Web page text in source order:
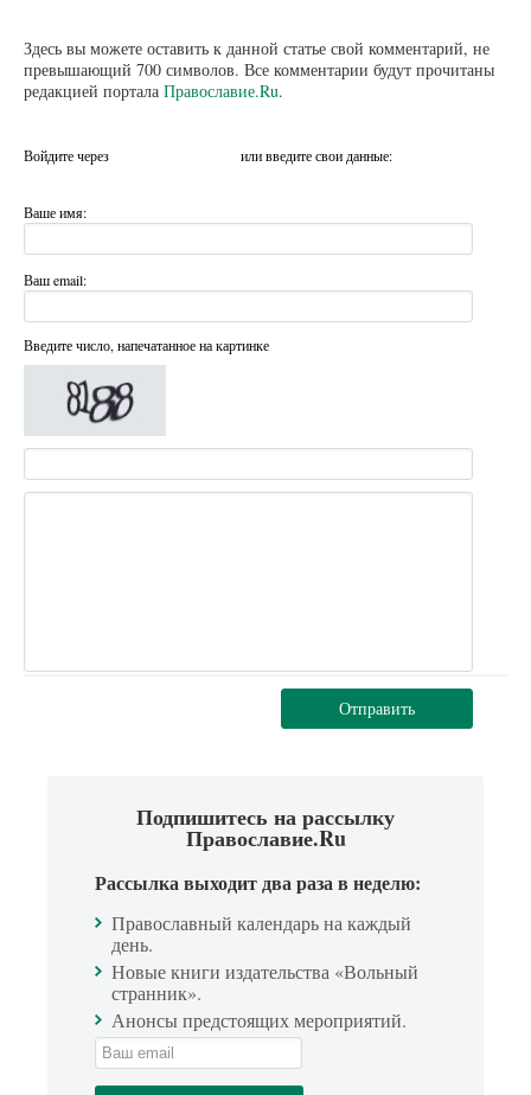
Здесь вы можете оставить к данной статье свой комментарий, не
превышающий 700 символов. Все комментарии будут прочитаны
редакцией портала Православие.Ru.
Войдите через или введите свои данные:
Ваше имя:
Ваш email:
Введите число, напечатанное на картинке
Отправить
Подпишитесь на рассылку
Православие.Ru
Рассылка выходит два раза в неделю:
Православный календарь на каждый
день.
Новые книги издательства «Вольный
странник».
Анонсы предстоящих мероприятий.